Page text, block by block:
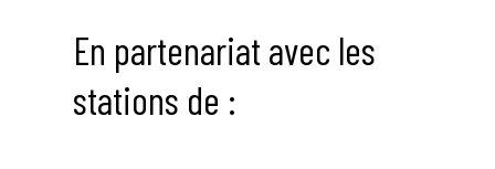
En partenariat avec les
stations de :